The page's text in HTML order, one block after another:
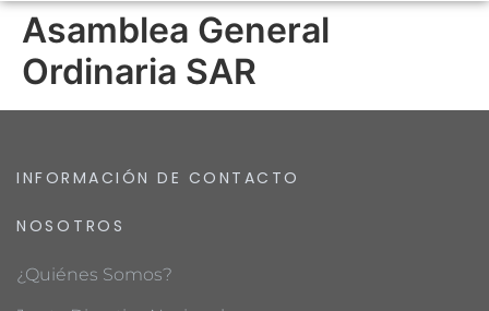
Asamblea General
Ordinaria SAR
INFORMACIÓN DE CONTACTO
NOSOTROS
¿Quiénes Somos?